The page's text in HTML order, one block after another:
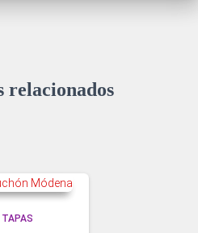
relacionados
TAPAS